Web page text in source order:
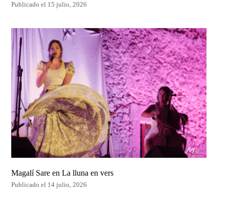
Publicado el 15 julio, 2026
Magalí Sare en La lluna en vers
Publicado el 14 julio, 2026